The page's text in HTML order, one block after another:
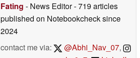
Fating - News Editor- 719 articles
published on Notebookchecksince
2024
contact me via:
@Abhi_Nav_07,